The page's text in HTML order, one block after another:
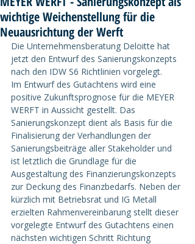
wichtige Weichenstellung für die
Neuausrichtung der Werft
Die Unternehmensberatung Deloitte hat
jetzt den Entwurf des Sanierungskonzepts
nach den IDW S6 Richtlinien vorgelegt.
Im Entwurf des Gutachtens wird eine
positive Zukunftsprognose für die MEYER
WERFT in Aussicht gestellt. Das
Sanierungskonzept dient als Basis für die
Finalisierung der Verhandlungen der
Sanierungsbeiträge aller Stakeholder und
ist letztlich die Grundlage für die
Ausgestaltung des Finanzierungskonzepts
zur Deckung des Finanzbedarfs. Neben der
kürzlich mit Betriebsrat und IG Metall
erzielten Rahmenvereinbarung stellt dieser
vorgelegte Entwurf des Gutachtens einen
nächsten wichtigen Schritt Richtung